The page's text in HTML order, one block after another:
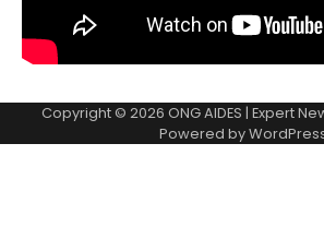
Copyright © 2026 ONG AIDES | Expert
Powered by